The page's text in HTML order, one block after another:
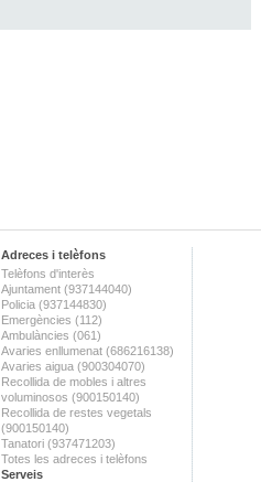
Adreces i telèfons
Telèfons d'interès
Ajuntament (937144040)
Policia (937144830)
Emergències (112)
Ambulàncies (061)
Avaries enllumenat (686216138)
Avaries aigua (900304070)
Recollida de mobles i altres
voluminosos (900150140)
Recollida de restes vegetals
(900150140)
Tanatori (937471203)
Totes les adreces i telèfons
Serveis